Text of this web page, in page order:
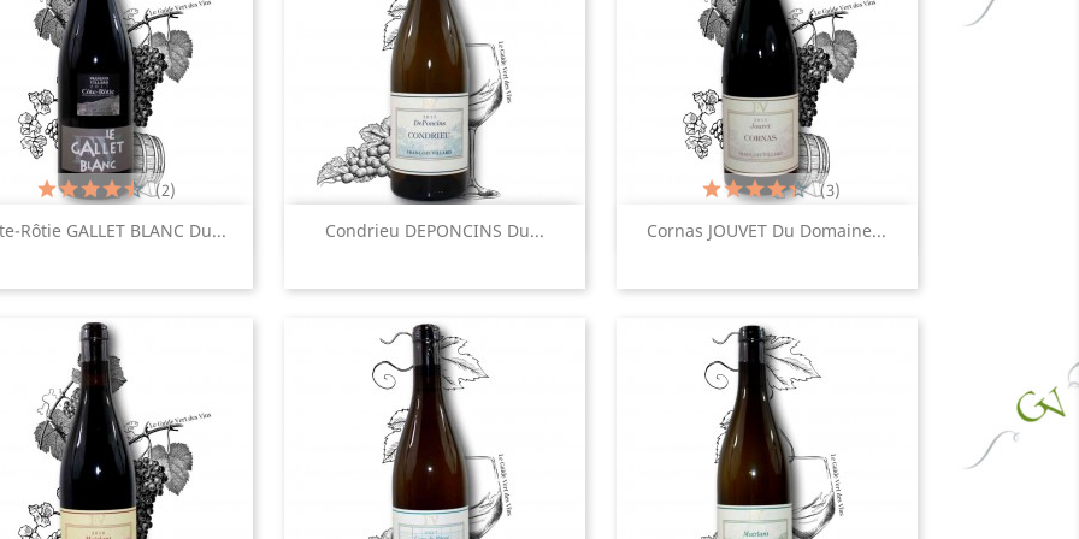
Rôtie GALLET BLANC Du...
(2)
Aperçu rapide Condrieu DEPONCINS Du...
Aperçu rapide Cornas JOUVET Du Domaine...
(3)
Aperçu rapide